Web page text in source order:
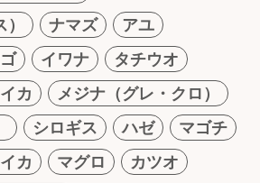
ナマズ
アユ
イワナ
タチウオ
カ
メジナ（グレ・クロ）
シロギス ハゼ
マゴチ
カ マグロ
カツオ